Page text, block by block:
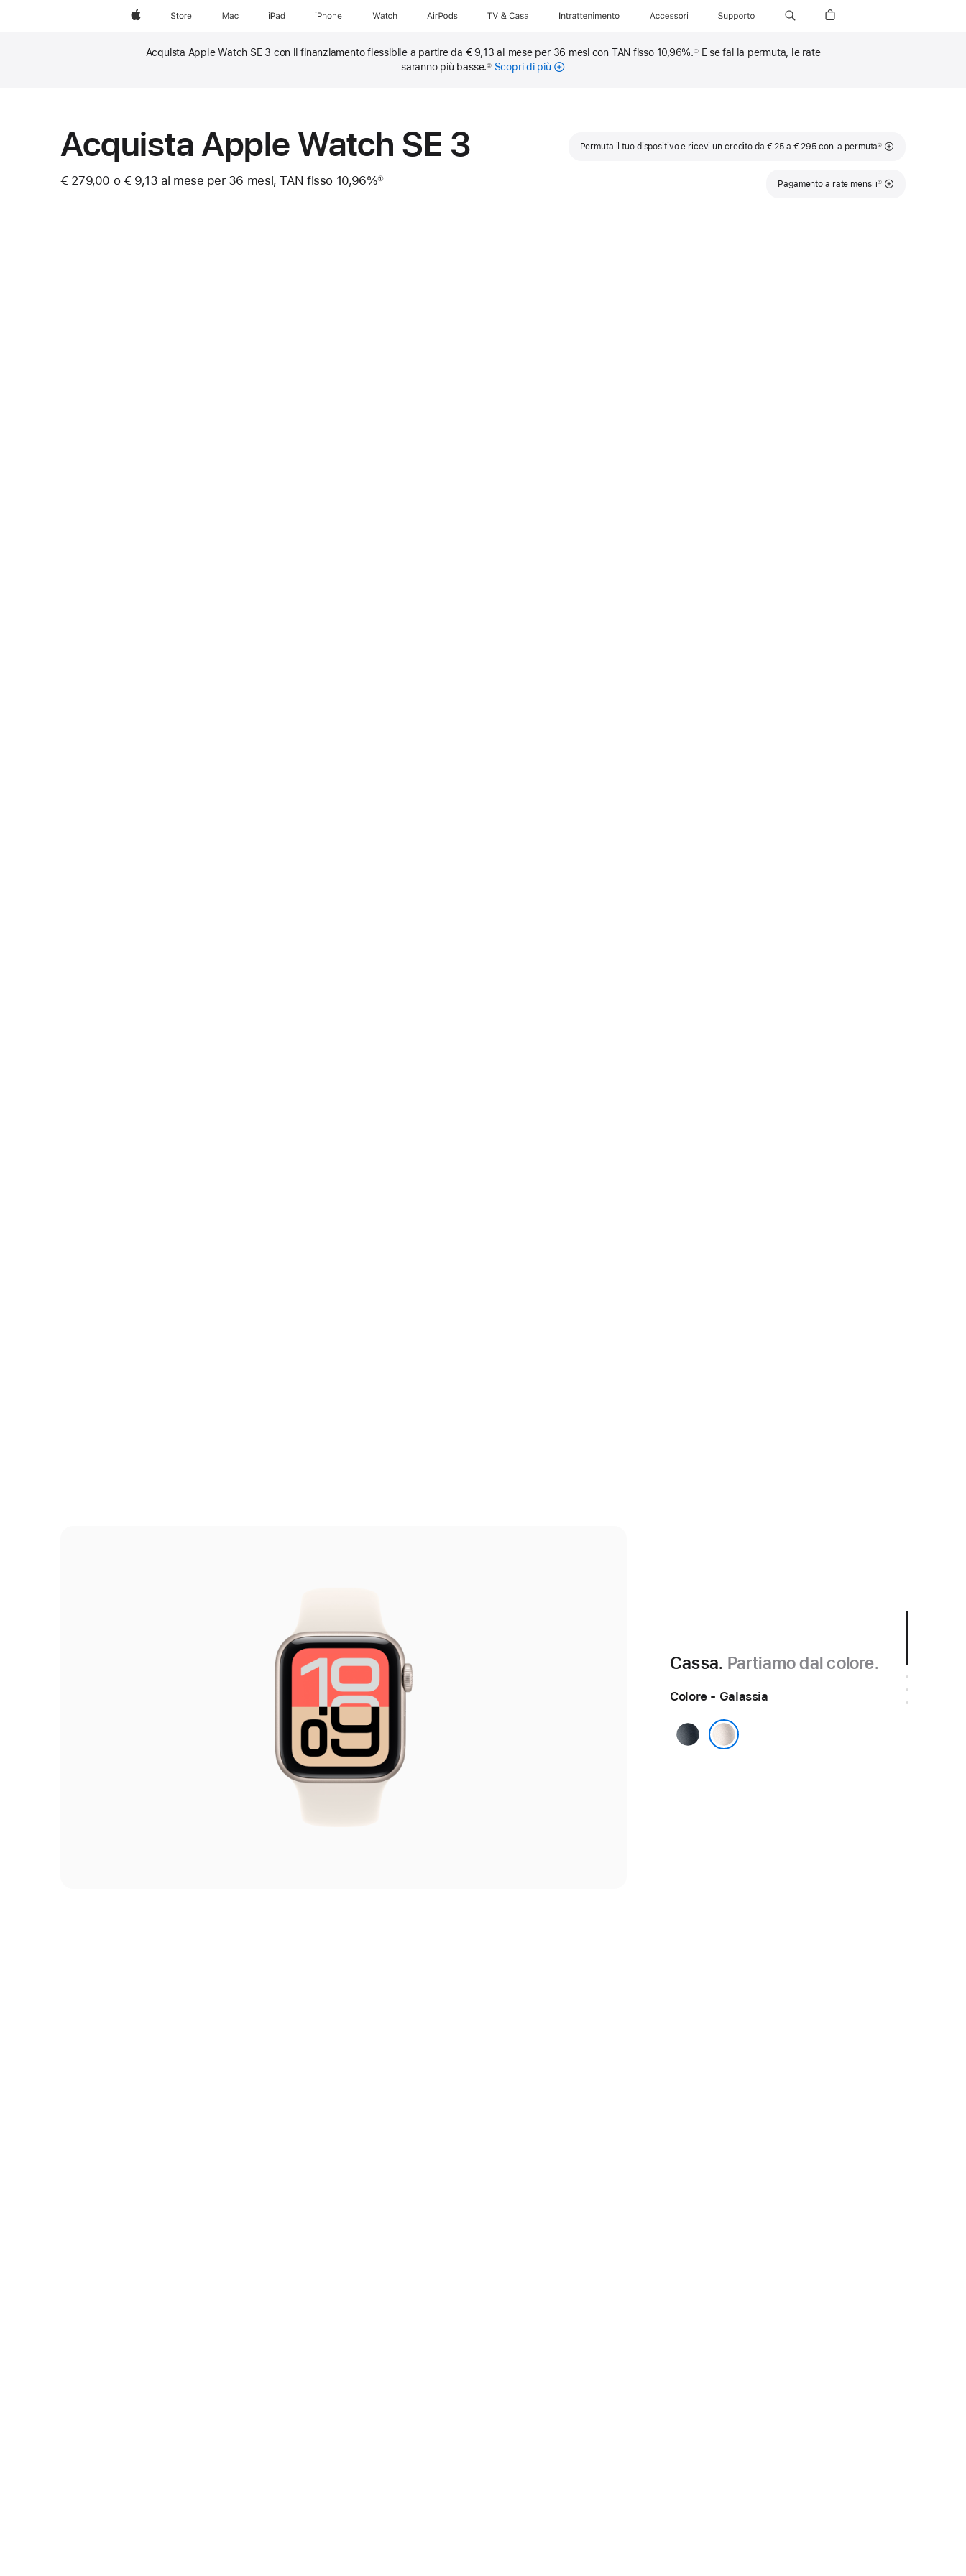
AppleStore Mac iPad iPhone Watch AirPods TV & Casa Intrattenimento Accessori Supporto
Acquista Apple Watch SE 3 con il finanziamento flessibile a partire da € 9,13 al mese per 36 mesi con TAN fisso 10,96%.①E se fai la permuta, le rate
saranno più basse.② Scopri di più sulle
Acquista Apple Watch SE 3
€ 279,00 o € 9,13 al mese per 36 mesi, TAN fisso 10,96%①
Permuta il tuo dispositivo e ricevi un credito da € 25 a € 295 con la permuta
Nota
②
Pagamento a rate mensili
Nota
①
Cassa. Partiamo dal colore.
Colore - Galassia
Mezzanotte